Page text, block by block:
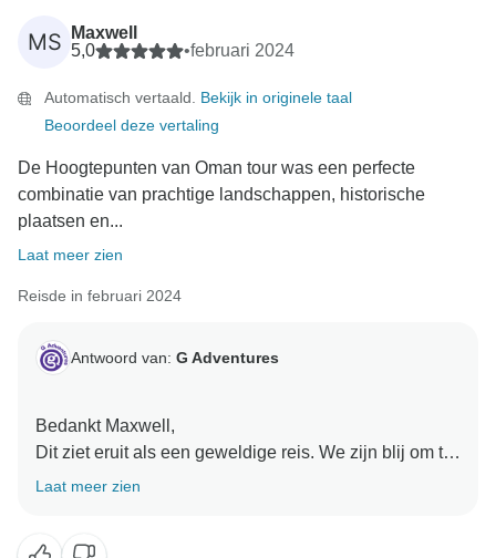
MS
Maxwell
5,0
•februari 2024
Automatisch vertaald. Bekijk in originele taal
Beoordeel deze vertaling
De Hoogtepunten van Oman tour was een perfecte
combinatie van prachtige landschappen, historische
plaatsen en...
Laat meer zien
Reisde in februari 2024
Antwoord van: G Adventures
Bedankt Maxwell,
Dit ziet eruit als een geweldige reis. We zijn blij om te
horen dat je het zo naar je zin hebt gehad.
Laat meer zien